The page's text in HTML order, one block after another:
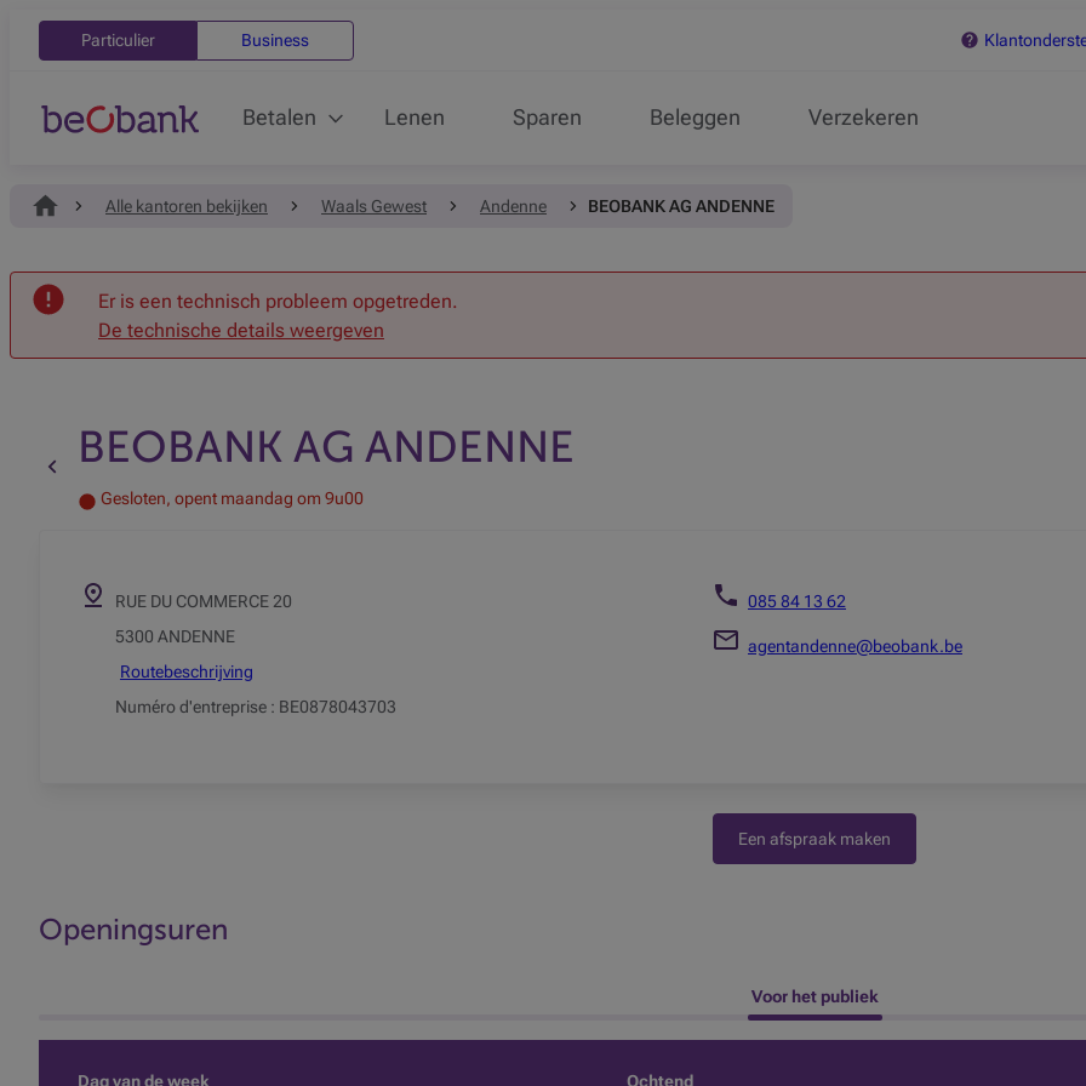
Particulier Business
Betalen Lenen Sparen Beleggen Verzekeren
Alle kantoren bekijken Waals Gewest Andenne BEOBANK AG ANDENNE
Er is een technisch probleem opgetreden.
De technische details weergeven
Terug naar de vorige pagina
BEOBANK AG ANDENNE
Gesloten, opent maandag om 9u00
RUE DU COMMERCE 20
5300 ANDENNE
Routebeschrijving
Numéro d'entreprise : BE0878043703
085 84 13 62
agentandenne@beobank.be
Een afspraak maken
Openingsuren
Voor het publiek
Dag van de week Ochtend